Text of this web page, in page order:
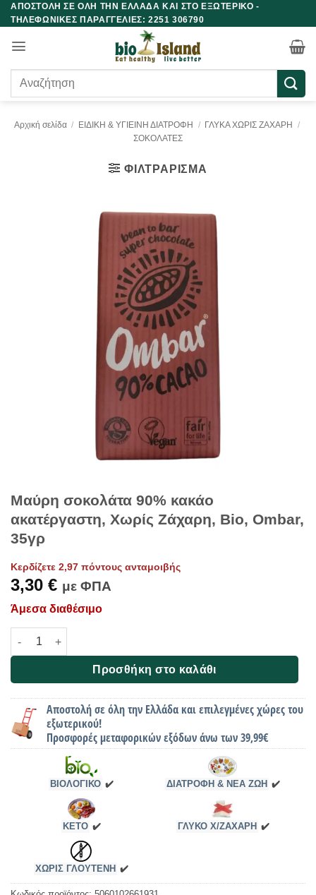
Μετάβαση
στο
περιεχόμενο
ΑΠΟΣΤΟΛΗ ΣΕ ΟΛΗ ΤΗΝ ΕΛΛΑΔΑ ΚΑΙ ΣΤΟ ΕΞΩΤΕΡΙΚΟ -
ΤΗΛΕΦΩΝΙΚΕΣ ΠΑΡΑΓΓΕΛΙΕΣ: 2251 306790
Αναζήτηση
Αρχική σελίδα / ΕΙΔΙΚΗ & ΥΓΙΕΙΝΗ ΔΙΑΤΡΟΦΗ / ΓΛΥΚΑ ΧΩΡΙΣ ΖΑΧΑΡΗ
/
ΣΟΚΟΛΑΤΕΣ
ΦΙΛΤΡΆΡΙΣΜΑ
Μαύρη σοκολάτα 90% κακάο
ακατέργαστη, Χωρίς Ζάχαρη, Bio, Ombar,
35γρ
Κερδίζετε 2,97 πόντους ανταμοιβής
3,30 € με ΦΠΑ
Άμεσα διαθέσιμο
Μαύρη σοκολάτα 90% κακάο ακατέργαστη, Χωρίς Ζάχαρη,
Προσθήκη στο καλάθι
Αποστολή σε όλη την Ελλάδα και επιλεγμένες χώρες του
εξωτερικού!
Προσφορές μεταφορικών εξόδων άνω των 39,99€
ΒΙΟΛΟΓΙΚΟ ✔️ ΔΙΑΤΡΟΦΗ & ΝΕΑ ΖΩΗ ✔️
KETO ✔️ ΓΛΥΚΟ Χ/ΖΑΧΑΡΗ ✔️
ΧΩΡΙΣ ΓΛΟΥΤΕΝΗ ✔️